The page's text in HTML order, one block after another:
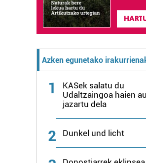
Azken egunetako
1
KASek salatu du
Udaltzaingoa haien
jazartu dela
2 Dunkel und licht